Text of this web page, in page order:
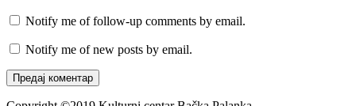
Notify me of follow-up comments by email.
Notify me of new posts by email.